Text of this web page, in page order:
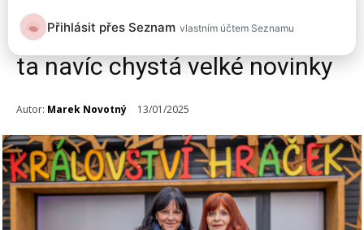
Nový seriál ZOO na Primě
narazil, drtí ho novácká Ulice,
ta navíc chystá velké novinky
Autor: Marek Novotný 13/01/2025
Přihlásit přes Seznam vlastním účtem Seznamu